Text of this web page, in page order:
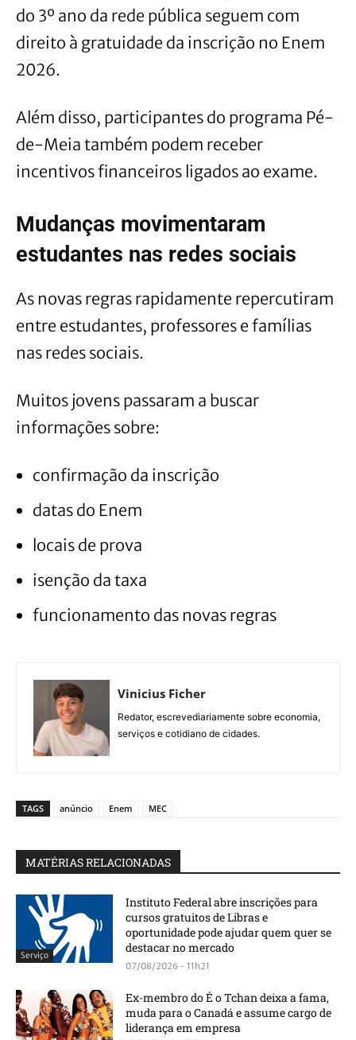
do 3º ano da rede pública seguem com
direito à gratuidade da inscrição no Enem
2026.
Além disso, participantes do programa Pé-
de-Meia também podem receber
incentivos financeiros ligados ao exame.
Mudanças movimentaram
estudantes nas redes sociais
As novas regras rapidamente repercutiram
entre estudantes, professores e famílias
nas redes sociais.
Muitos jovens passaram a buscar
informações sobre:
confirmação da inscrição
datas do Enem
locais de prova
isenção da taxa
funcionamento das novas regras
Vinicius Ficher
Redator, escrevediariamente sobre economia,
serviços e cotidiano de cidades.
TAGS anúncio Enem MEC
MATÉRIAS RELACIONADAS
Serviço
Instituto Federal abre inscrições para
cursos gratuitos de Libras e
oportunidade pode ajudar quem quer se
destacar no mercado
07/08/2026 - 11h21
Ex-membro do É o Tchan deixa a fama,
muda para o Canadá e assume cargo de
liderança em empresa